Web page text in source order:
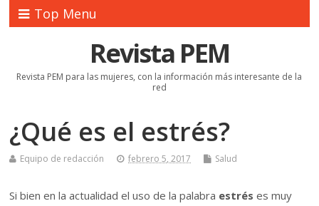
Top Menu
Revista PEM
Revista PEM para las mujeres, con la información más interesante de la
red
¿Qué es el estrés?
Equipo de redacción febrero 5, 2017 Salud
Si bien en la actualidad el uso de la palabra estrés es muy